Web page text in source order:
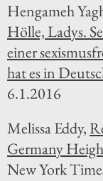
Hengameh
Hölle, Ladys.
einer
hat es in
6.1.2016
Melissa Eddy,
Germany
New York